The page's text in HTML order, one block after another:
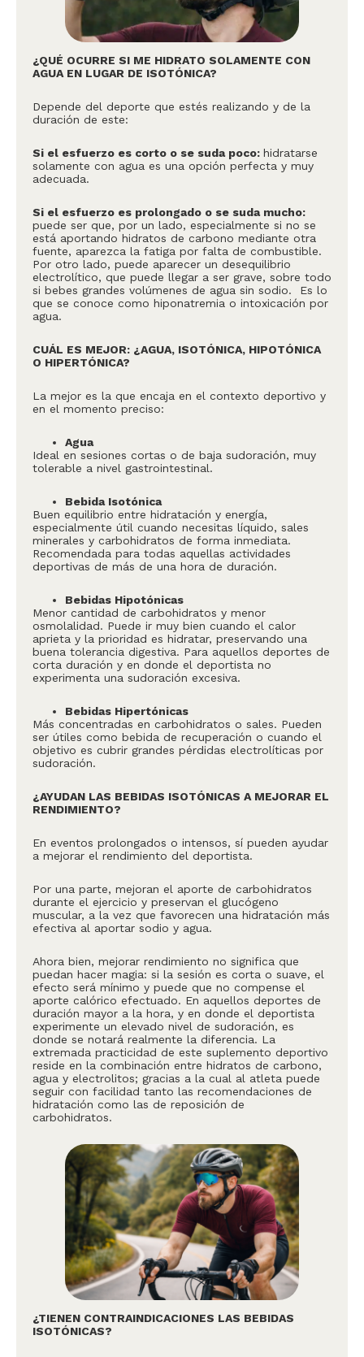
¿QUÉ OCURRE SI ME HIDRATO SOLAMENTE CON
AGUA EN LUGAR DE ISOTÓNICA?
Depende del deporte que estés realizando y de la
duración de este:
Si el esfuerzo es corto o se suda poco: hidratarse
solamente con agua es una opción perfecta y muy
adecuada.
Si el esfuerzo es prolongado o se suda mucho:
puede ser que, por un lado, especialmente si no se
está aportando hidratos de carbono mediante otra
fuente, aparezca la fatiga por falta de combustible.
Por otro lado, puede aparecer un desequilibrio
electrolítico, que puede llegar a ser grave, sobre todo
si bebes grandes volúmenes de agua sin sodio. Es lo
que se conoce como hiponatremia o intoxicación por
agua.
CUÁL ES MEJOR: ¿AGUA, ISOTÓNICA, HIPOTÓNICA
O HIPERTÓNICA?
La mejor es la que encaja en el contexto deportivo y
en el momento preciso:
Agua
Ideal en sesiones cortas o de baja sudoración, muy
tolerable a nivel gastrointestinal.
Bebida Isotónica
Buen equilibrio entre hidratación y energía,
especialmente útil cuando necesitas líquido, sales
minerales y carbohidratos de forma inmediata.
Recomendada para todas aquellas actividades
deportivas de más de una hora de duración.
Bebidas Hipotónicas
Menor cantidad de carbohidratos y menor
osmolalidad. Puede ir muy bien cuando el calor
aprieta y la prioridad es hidratar, preservando una
buena tolerancia digestiva. Para aquellos deportes de
corta duración y en donde el deportista no
experimenta una sudoración excesiva.
Bebidas Hipertónicas
Más concentradas en carbohidratos o sales. Pueden
ser útiles como bebida de recuperación o cuando el
objetivo es cubrir grandes pérdidas electrolíticas por
sudoración.
¿AYUDAN LAS BEBIDAS ISOTÓNICAS A MEJORAR EL
RENDIMIENTO?
En eventos prolongados o intensos, sí pueden ayudar
a mejorar el rendimiento del deportista.
Por una parte, mejoran el aporte de carbohidratos
durante el ejercicio y preservan el glucógeno
muscular, a la vez que favorecen una hidratación más
efectiva al aportar sodio y agua.
Ahora bien, mejorar rendimiento no significa que
puedan hacer magia: si la sesión es corta o suave, el
efecto será mínimo y puede que no compense el
aporte calórico efectuado. En aquellos deportes de
duración mayor a la hora, y en donde el deportista
experimente un elevado nivel de sudoración, es
donde se notará realmente la diferencia. La
extremada practicidad de este suplemento deportivo
reside en la combinación entre hidratos de carbono,
agua y electrolitos; gracias a la cual al atleta puede
seguir con facilidad tanto las recomendaciones de
hidratación como las de reposición de
carbohidratos.
¿TIENEN CONTRAINDICACIONES LAS BEBIDAS
ISOTÓNICAS?